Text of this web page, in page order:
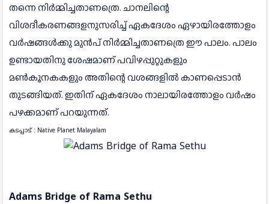
തന്നെ നിര്‍മ്മിച്ചതാണത്രെ. ചാനലിന്റെ
വിശദീകരണങ്ങളനുസരിച്ച് ഏകദേശം ഏഴായിരത്തോളം
വര്‍ഷങ്ങള്‍ക്കു മുന്‍പ് നിര്‍മ്മിച്ചതാണത്രെ ഈ പാലം. പാലം
ഉണ്ടായതിനു ശേഷമാണ് പവിഴപ്പുറ്റുകളും
മണ്‍കൂനകകളും അതിന്റെ വശങ്ങളില്‍ കാണപ്പെടാന്‍
തുടങ്ങിയത്. ഇതിന് ഏകദേശം നാലായിരത്തോളം വര്‍ഷം
പഴക്കമാണ് പറയുന്നത്.
കടപ്പാട് : Native Planet Malayalam
Adams Bridge of Rama Sethu